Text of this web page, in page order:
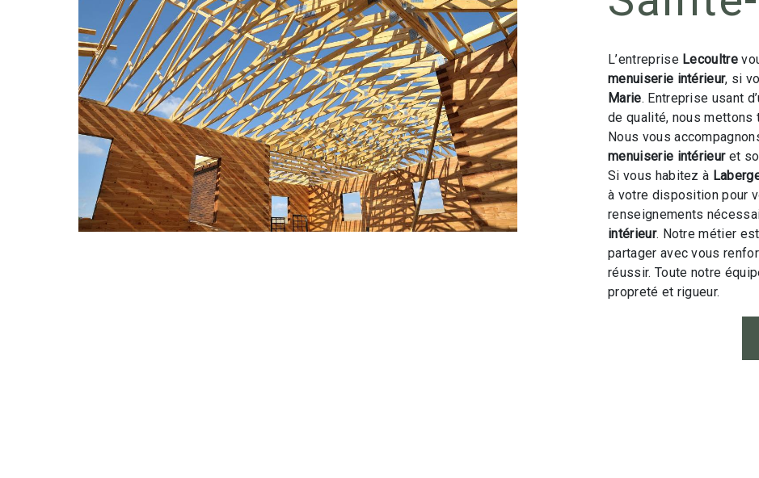
L’entreprise Lecoultre
menuiserie intérieur, si
Marie. Entreprise usant
de qualité, nous mettons
Nous vous
menuiserie intérieuret
Si vous habitez à
à votre disposition pour
renseignements
intérieur. Notre métier
partager avec vous
réussir. Toute notre
propreté et rigueur.